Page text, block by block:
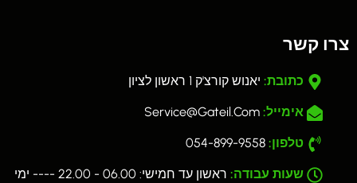
צרו קשר
כתובת: יאנוש קורצ'ק 1 ראשון לציון
אימייל:
טלפון:
שעות עבודה:
ראשון עד חמישי: 06.00 - 22.00 ---- ימי